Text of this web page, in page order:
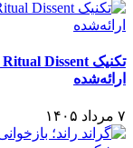
ارائه‌شده
۷ مرداد ۱۴۰۵